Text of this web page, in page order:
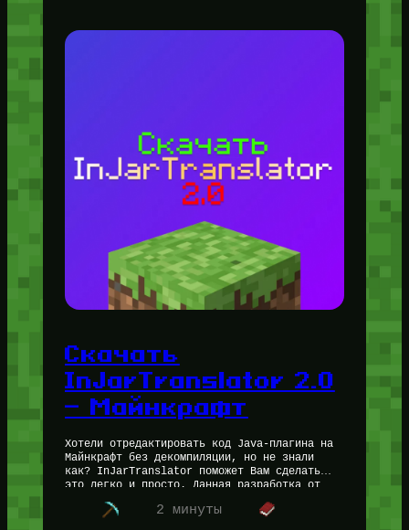
Скачать
InJarTranslator 2.0
— Майнкрафт
Хотели отредактировать код Java-плагина на
Майнкрафт без декомпиляции, но не знали
как? InJarTranslator поможет Вам сделать
это легко и просто. Данная разработка от
кодера SaharNoobly была сделана довольно
давно —…
2 минуты